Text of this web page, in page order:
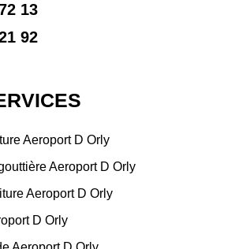
13
92
Aeroport D Orly
Aeroport D Orly
Aeroport D Orly
D Orly